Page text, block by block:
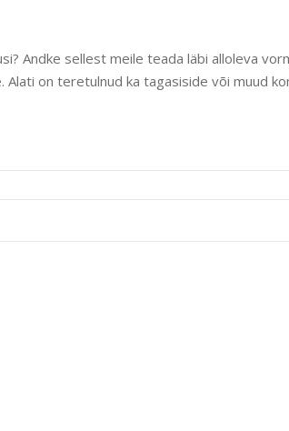
Andke sellest meile teada läbi alloleva
on teretulnud ka tagasiside või muud